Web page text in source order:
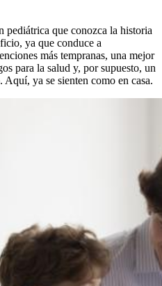
pediátrica que conozca la historia
ya que conduce a
más tempranas, una mejor
para la salud y, por supuesto, un
ya se sienten como en casa.